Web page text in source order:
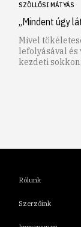
SZÖLLŐSI MÁTYÁS
„Mindent úgy
Mivel
lefolyásával
kezdeti
Rólunk
Szerzőink